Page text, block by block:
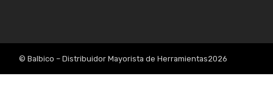
© Balbico – Distribuidor Mayorista de Herramientas2026